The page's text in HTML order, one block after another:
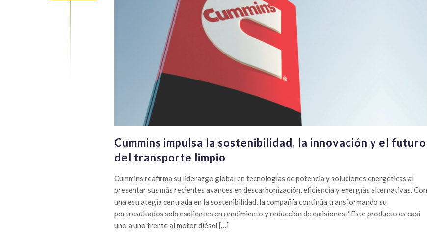
Cummins impulsa la sostenibilidad, la innovación y el futuro
del transporte limpio
Cummins reafirma su liderazgo global en tecnologías de potencia y soluciones energéticas al
presentar sus más recientes avances en descarbonización, eficiencia y energías alternativas. Con
una estrategia centrada en la sostenibilidad, la compañía continúa transformando su
portresultados sobresalientes en rendimiento y reducción de emisiones. “Este producto es casi
uno a uno frente al motor diésel […]